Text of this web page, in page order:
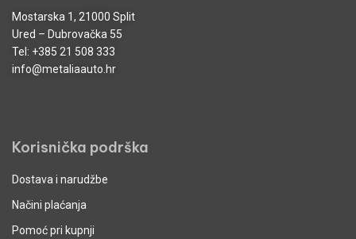
Mostarska 1, 21000 Split
Ured – Dubrovačka 55
Tel: +385 21 508 333
info@metaliaauto.hr
Korisnička podrška
Dostava i narudžbe
Načini plaćanja
Pomoć pri kupnji